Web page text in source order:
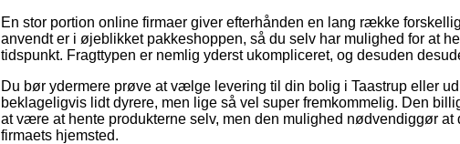
En stor portion online firmaer giver efterhånden en lang række
anvendt er i øjeblikket pakkeshoppen, så du selv har mulighed for at
tidspunkt. Fragttypen er nemlig yderst ukompliceret, og desuden
Du bør ydermere prøve at vælge levering til din bolig i Taastrup eller
beklageligvis lidt dyrere, men lige så vel super fremkommelig. Den
at være at hente produkterne selv, men den mulighed nødvendiggør
firmaets hjemsted.